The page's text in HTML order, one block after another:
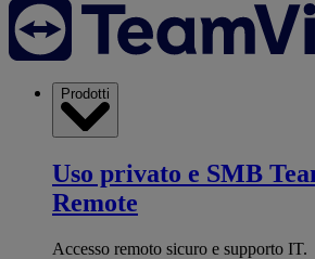
Prodotti
Uso privato e SMB
Remote
Accesso remoto sicuro e supporto IT.